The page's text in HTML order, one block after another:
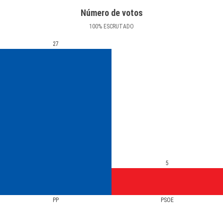
Número de votos
100% ESCRUTADO
PP PSOE
27
5